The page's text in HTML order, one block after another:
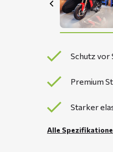
Schutz vor
Premium
Starker
Alle